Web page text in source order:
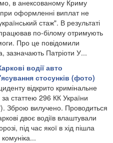
в анексованому Криму
оформленні виплат не
стаж". В результаті
працював по-білому отримують
Про це повідомили
зазначають Патріоти У...
водії авто
стосунків (фото)
відкрито кримінальне
статтею 296 КК України
Зброю вилучено. Проводиться
двоє водіїв влаштували
під час якої в хід пішла